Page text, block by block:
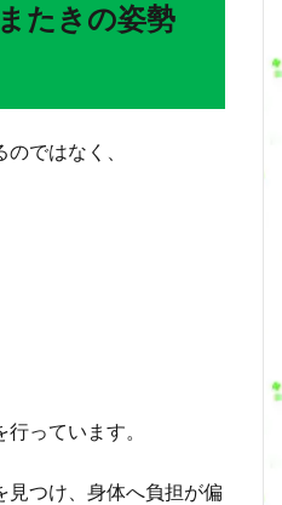
たきの姿勢
ではなく、
っています。
見つけ、身体へ負担が偏